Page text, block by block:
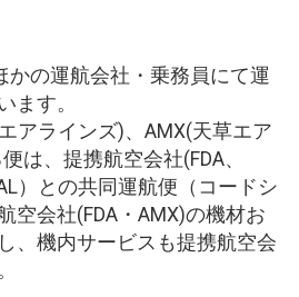
かの運航会社・乗務員にて運
ます。
アラインズ)、AMX(天草エア
は、提携航空会社(FDA、
）との共同運航便（コードシ
空会社(FDA・AMX)の機材お
、機内サービスも提携航空会